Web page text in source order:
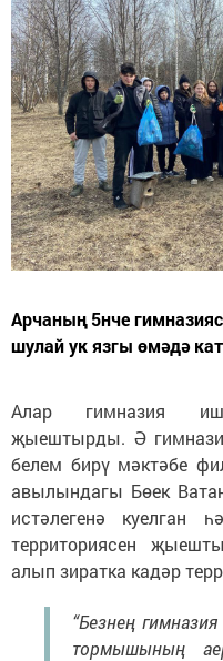
Арчаның 5нче
шулай ук язгы өмәдә
Алар гимназия
җыештырды. Ә
белем бирү мәктәбе
авылындагы Бөек
истәлегенә куелган
территориясен
алып зиратка кадәр
“Безнең
тормышының